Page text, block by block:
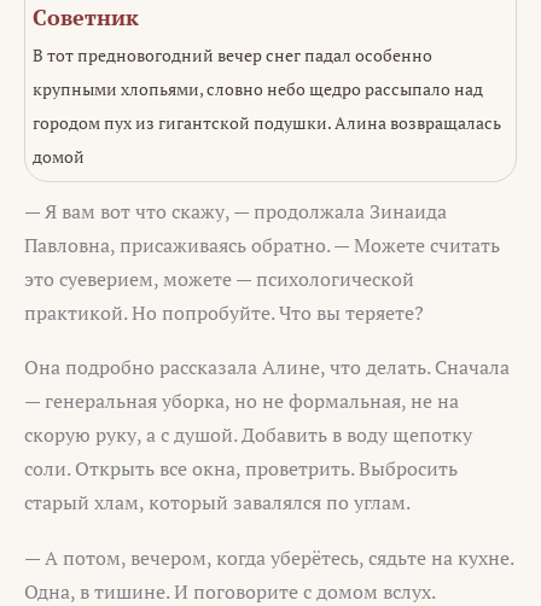
Советник
В тот предновогодний вечер снег падал особенно
крупными хлопьями, словно небо щедро рассыпало над
городом пух из гигантской подушки. Алина возвращалась
домой
— Я вам вот что скажу, — продолжала Зинаида
Павловна, присаживаясь обратно. — Можете считать
это суеверием, можете — психологической
практикой. Но попробуйте. Что вы теряете?
Она подробно рассказала Алине, что делать. Сначала
— генеральная уборка, но не формальная, не на
скорую руку, а с душой. Добавить в воду щепотку
соли. Открыть все окна, проветрить. Выбросить
старый хлам, который завалялся по углам.
— А потом, вечером, когда уберётесь, сядьте на кухне.
Одна, в тишине. И поговорите с домом вслух.